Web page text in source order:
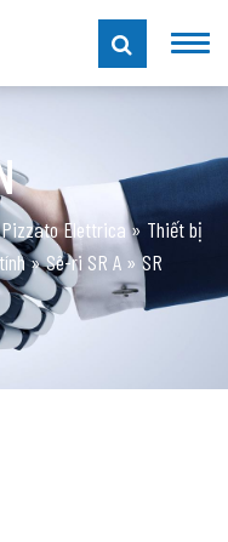
Pizzato Elettrica» Thiết bị
»Sê-ri SR A »SR